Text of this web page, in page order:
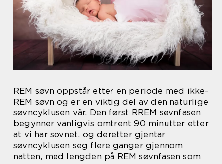
REM søvn oppstår etter en periode med ikke-
REM søvn og er en viktig del av den naturlige
søvncyklusen vår. Den først RREM søvnfasen
begynner vanligvis omtrent 90 minutter etter
at vi har sovnet, og deretter gjentar
søvncyklusen seg flere ganger gjennom
natten, med lengden på REM søvnfasen som